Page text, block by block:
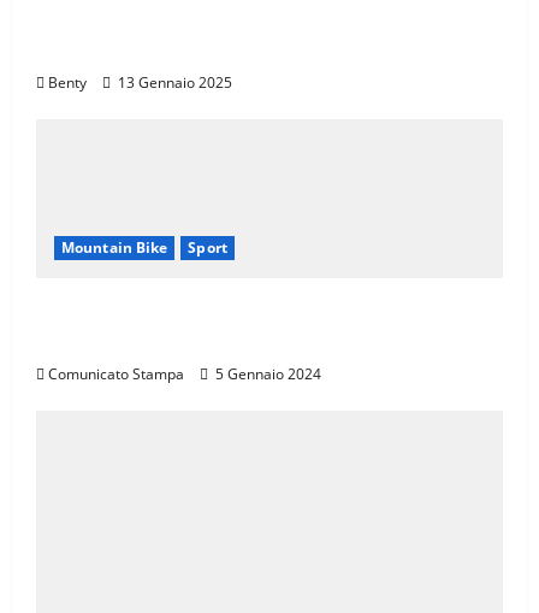
Benty 13 Gennaio 2025
Mountain Bike Sport
Comunicato Stampa 5 Gennaio 2024